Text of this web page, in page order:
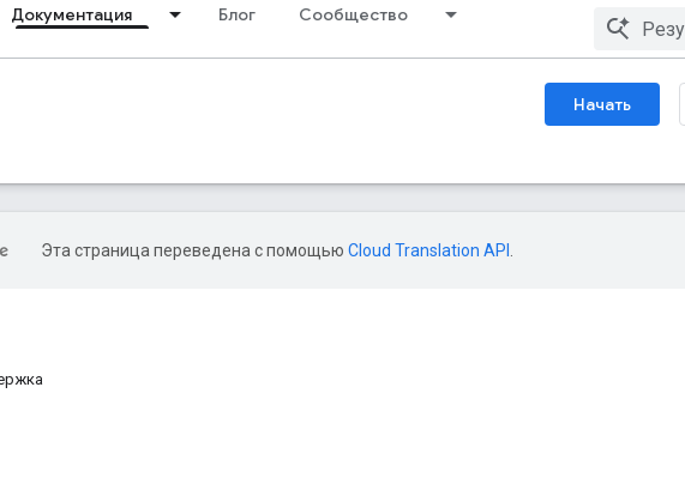
Документация Блог Сообщество
Начать
Эта страница переведена с помощью Cloud Translation API